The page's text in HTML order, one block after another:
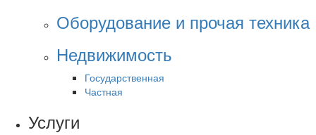
Оборудование и прочая техника
Недвижимость
Государственная
Частная
Услуги